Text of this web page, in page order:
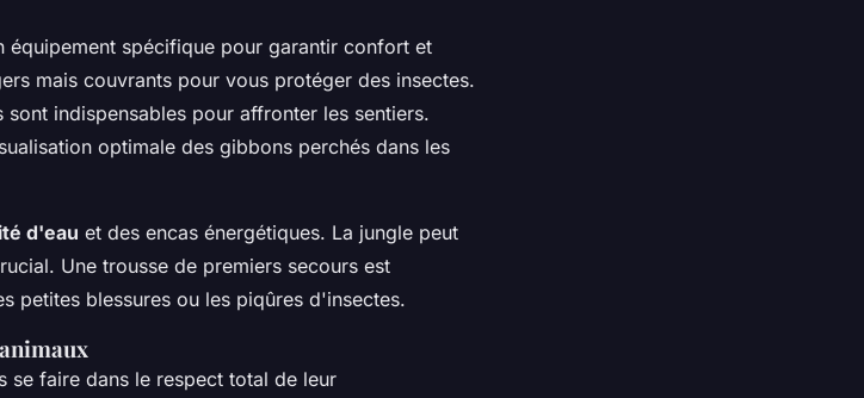
équipement spécifique pour garantir confort et
mais couvrants pour vous protéger des insectes.
indispensables pour affronter les sentiers.
optimale des gibbons perchés dans les
d'eau et des encas énergétiques. La jungle peut
Une trousse de premiers secours est
petites blessures ou les piqûres d'insectes.
faire dans le respect total de leur